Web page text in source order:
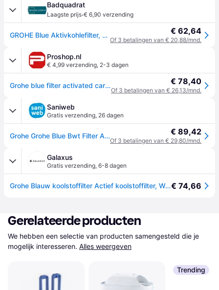
Badquadrat
Laagste prijs·€ 6,90 verzending
GROHE Blue Aktivkohlefilter, 40547001 € 62,64
Of 3 betalingen van € 20,88/mnd.
Proshop.nl
€ 4,99 verzending, 2-3 dagen
Grohe blue filter activated carbon € 78,40
Of 3 betalingen van € 26,13/mnd.
Saniweb
Gratis verzending, 26 dagen
Grohe Grohe Blue Bwt Filter Active Carbon € 89,42
Of 3 betalingen van € 29,80/mnd.
Galaxus
Gratis verzending, 6-8 dagen
Grohe Blauw koolstoffilter Actief koolstoffilter, Waterfilter, Blauw€ 74,66
Gerelateerde producten
We hebben een selectie van producten samengesteld die je
mogelijk interesseren. Alles weergeven
Trending